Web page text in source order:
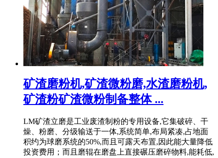
矿渣磨粉机,矿渣微粉磨,水渣磨粉机,
矿渣粉矿渣微粉制备整体 ...
LM矿渣立磨是工业废渣制粉的专用设备,它集破碎、干
燥、粉磨、分级输送于一体,系统简单,布局紧凑,占地面
积约为球磨系统的50%,而且可露天布置,因此能大量降低
投资费用；而且磨辊在磨盘上直接碾压磨碎物料,能耗低,